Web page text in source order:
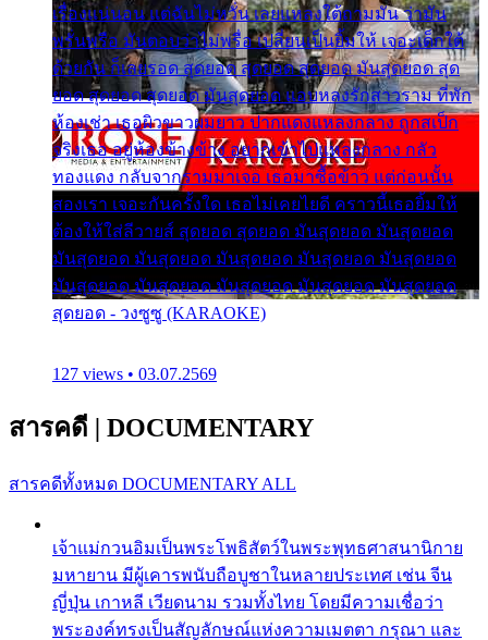
เรื่องแน่นอน แต่ฉันไม่หวั่น เลยแหลงใต้ถามมัน ว่ามัน
พรั่นพรือ มันตอบว่าไม่พรื่อ เปลี่ยนเป็นยิ้มให้ เจอะเด็กใต้
ด้วยกัน ก็เลยรอด สุดยอด สุดยอด สุดยอด มันสุดยอด สุด
ยอด สุดยอด สุดยอด มันสุดยอด แอบหลงรักสาวราม ที่พัก
ห้องเช่า เธอผิวขาวผมยาว ปากแดงแหลงกลาง ถูกสเป็ก
จริงเธอ อยู่ห้องข้างข้าง อยากเข้าไปแหลงกลาง กลัว
ทองแดง กลับจากรามมาเจอ เธอมาซื้อข้าว แต่ก่อนนั้น
สองเรา เจอะกันครั้งใด เธอไม่เคยไยดี คราวนี้เธอยิ้มให้
ต้องให้ใส่ลีวายส์ สุดยอด สุดยอด มันสุดยอด มันสุดยอด
มันสุดยอด มันสุดยอด มันสุดยอด มันสุดยอด มันสุดยอด
มันสุดยอด มันสุดยอด มันสุดยอด มันสุดยอด มันสุดยอด
สุดยอด - วงซูซู (KARAOKE)
127 views • 03.07.2569
สารคดี | DOCUMENTARY
สารคดีทั้งหมด DOCUMENTARY ALL
เจ้าแม่กวนอิมเป็นพระโพธิสัตว์ในพระพุทธศาสนานิกาย
มหายาน มีผู้เคารพนับถือบูชาในหลายประเทศ เช่น จีน
ญี่ปุ่น เกาหลี เวียดนาม รวมทั้งไทย โดยมีความเชื่อว่า
พระองค์ทรงเป็นสัญลักษณ์แห่งความเมตตา กรุณา และ